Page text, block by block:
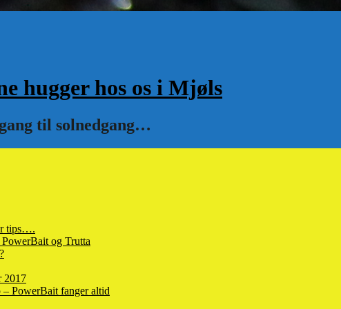
hugger hos os i Mjøls
til solnedgang…
tips….
og Trutta
2017
PowerBait fanger altid